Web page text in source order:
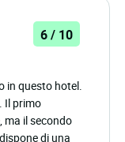
6 / 10
in questo hotel.
Il primo
ma il secondo
di una